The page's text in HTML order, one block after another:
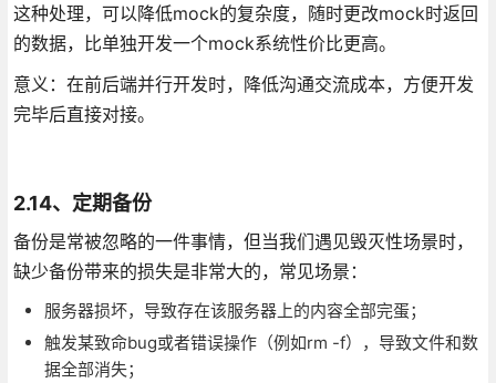
这种处理，可以降低mock的复杂度，随时更改mock时返回
的数据，比单独开发一个mock系统性价比更高。
意义：在前后端并行开发时，降低沟通交流成本，方便开发
完毕后直接对接。
2.14、定期备份
备份是常被忽略的一件事情，但当我们遇见毁灭性场景时，
缺少备份带来的损失是非常大的，常见场景：
服务器损坏，导致存在该服务器上的内容全部完蛋；
触发某致命bug或者错误操作（例如rm -f），导致文件和数
据全部消失；